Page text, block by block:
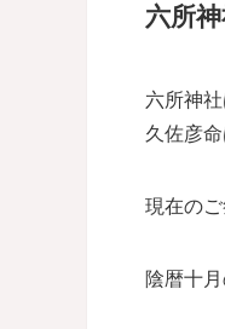
六所
六所神
久佐彦
現在の
陰暦十